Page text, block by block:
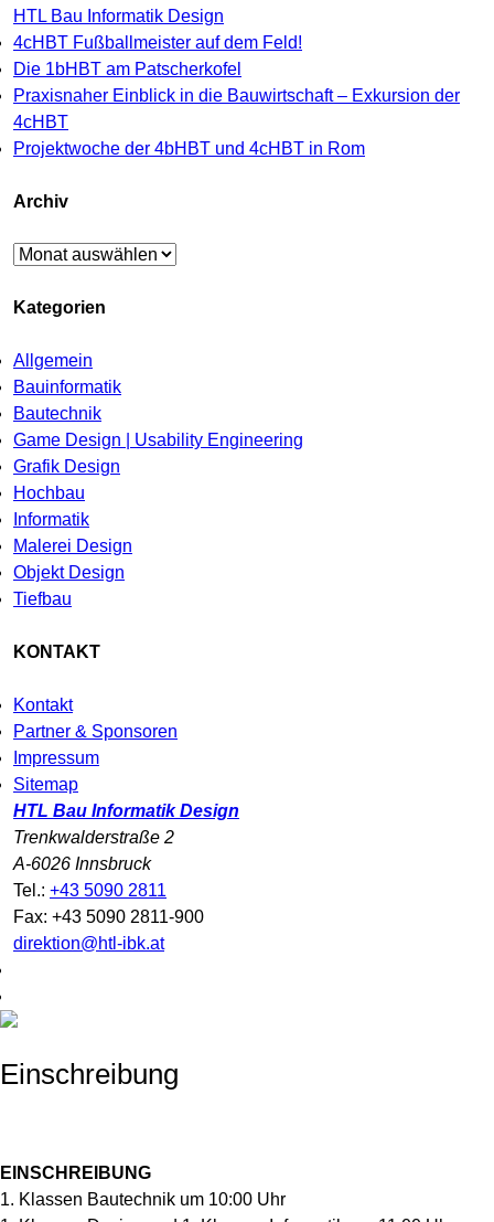
HTL Bau Informatik Design
4cHBT Fußballmeister auf dem Feld!
Die 1bHBT am Patscherkofel
Praxisnaher Einblick in die Bauwirtschaft – Exkursion der
4cHBT
Projektwoche der 4bHBT und 4cHBT in Rom
Archiv
Archiv
Kategorien
Allgemein
Bauinformatik
Bautechnik
Game Design | Usability Engineering
Grafik Design
Hochbau
Informatik
Malerei Design
Objekt Design
Tiefbau
KONTAKT
Kontakt
Partner & Sponsoren
Impressum
Sitemap
HTL Bau Informatik Design
Trenkwalderstraße 2
A-6026 Innsbruck
Tel.: +43 5090 2811
Fax: +43 5090 2811-900
direktion@htl-ibk.at
Einschreibung
EINSCHREIBUNG
1. Klassen Bautechnik um 10:00 Uhr